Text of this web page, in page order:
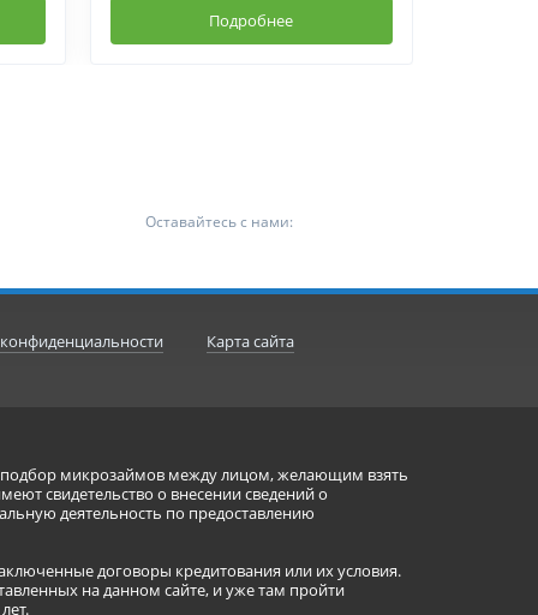
Подробнее
Оставайтесь с нами:
Карта сайта
подбор микрозаймов между лицом, желающим взять
свидетельство о внесении сведений о
деятельность по предоставлению
договоры кредитования или их условия.
на данном сайте, и уже там пройти